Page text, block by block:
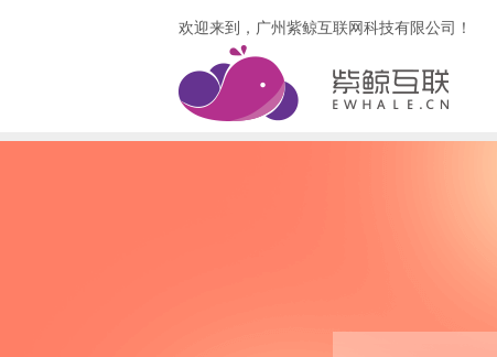
欢迎来到，广州紫鲸互联网科技有限公司！